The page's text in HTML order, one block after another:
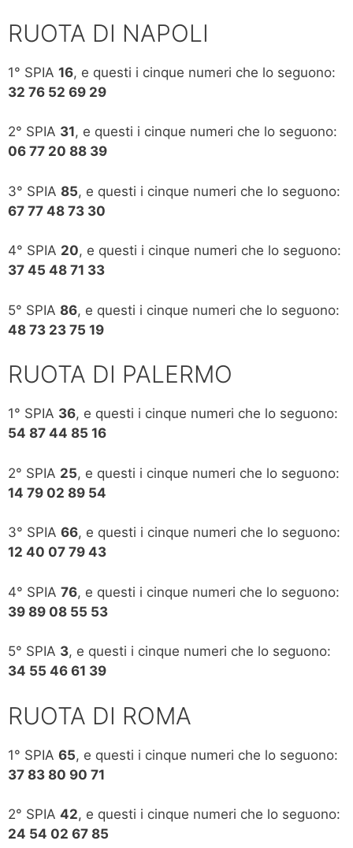
RUOTA DI NAPOLI
1° SPIA 16, e questi i cinque numeri che lo seguono:
32 76 52 69 29
2° SPIA 31, e questi i cinque numeri che lo seguono:
06 77 20 88 39
3° SPIA 85, e questi i cinque numeri che lo seguono:
67 77 48 73 30
4° SPIA 20, e questi i cinque numeri che lo seguono:
37 45 48 71 33
5° SPIA 86, e questi i cinque numeri che lo seguono:
48 73 23 75 19
RUOTA DI PALERMO
1° SPIA 36, e questi i cinque numeri che lo seguono:
54 87 44 85 16
2° SPIA 25, e questi i cinque numeri che lo seguono:
14 79 02 89 54
3° SPIA 66, e questi i cinque numeri che lo seguono:
12 40 07 79 43
4° SPIA 76, e questi i cinque numeri che lo seguono:
39 89 08 55 53
5° SPIA 3, e questi i cinque numeri che lo seguono:
34 55 46 61 39
RUOTA DI ROMA
1° SPIA 65, e questi i cinque numeri che lo seguono:
37 83 80 90 71
2° SPIA 42, e questi i cinque numeri che lo seguono:
24 54 02 67 85